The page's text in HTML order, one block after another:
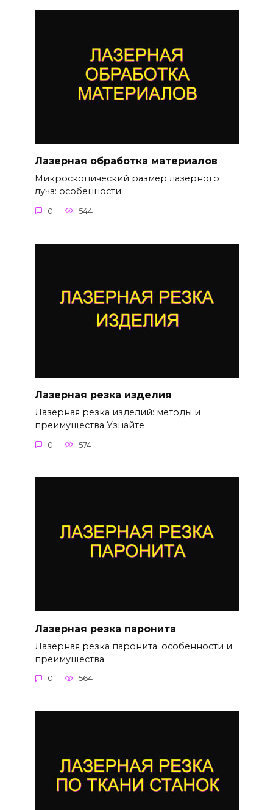
Лазерная обработка материалов
Микроскопический размер лазерного
луча: особенности
0 544
Лазерная резка изделия
Лазерная резка изделий: методы и
преимущества Узнайте
0 574
Лазерная резка паронита
Лазерная резка паронита: особенности и
преимущества
0 564